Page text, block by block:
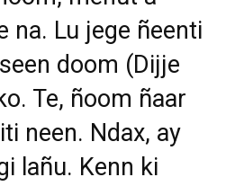
na. Lu jege ñeenti
doom (Dijje
Te, ñoom ñaar
neen. Ndax, ay
lañu. Kenn ki